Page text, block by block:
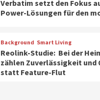
Verbatim setzt den Fokus
Power-Lösungen für den
Background Smart Living
Reolink-Studie: Bei der
zählen Zuverlässigkeit und
statt Feature-Flut